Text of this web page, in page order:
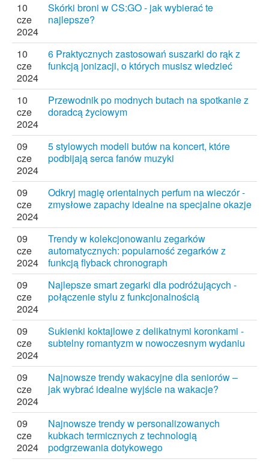
10
cze
2024
Skórki broni w CS:GO - jak wybierać te
najlepsze?
10
cze
2024
6 Praktycznych zastosowań suszarki do rąk z
funkcją jonizacji, o których musisz wiedzieć
10
cze
2024
Przewodnik po modnych butach na spotkanie z
doradcą życiowym
09
cze
2024
5 stylowych modeli butów na koncert, które
podbijają serca fanów muzyki
09
cze
2024
Odkryj magię orientalnych perfum na wieczór -
zmysłowe zapachy idealne na specjalne okazje
09
cze
2024
Trendy w kolekcjonowaniu zegarków
automatycznych: popularność zegarków z
funkcją flyback chronograph
09
cze
2024
Najlepsze smart zegarki dla podróżujących -
połączenie stylu z funkcjonalnością
09
cze
2024
Sukienki koktajlowe z delikatnymi koronkami -
subtelny romantyzm w nowoczesnym wydaniu
09
cze
2024
Najnowsze trendy wakacyjne dla seniorów –
jak wybrać idealne wyjście na wakacje?
09
cze
2024
Najnowsze trendy w personalizowanych
kubkach termicznych z technologią
podgrzewania dotykowego